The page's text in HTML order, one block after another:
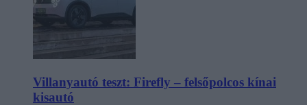
Villanyautó teszt: Firefly – felsőpolcos kínai
kisautó